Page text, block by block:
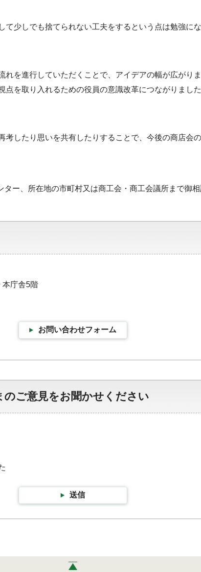
少しでも捨てられない工夫をするという点は勉強にな
を進行していただくことで、アイデアの幅が広がりま
を取り入れるための役員の意識改革につながりました
したり思いを共有したりすることで、今後の商店会
ー、所在地の市町村又は商工会・商工会議所まで御相
本庁舎5階
お問い合わせフォーム
ご意見をお聞かせください
送信